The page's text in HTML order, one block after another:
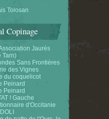
Tolosan
Copinage
Jaurès
Tarn)
Sans Frontières
des Vignes
du coquelicot
Peinard
Peinard
! Gauche
d'Occitanie